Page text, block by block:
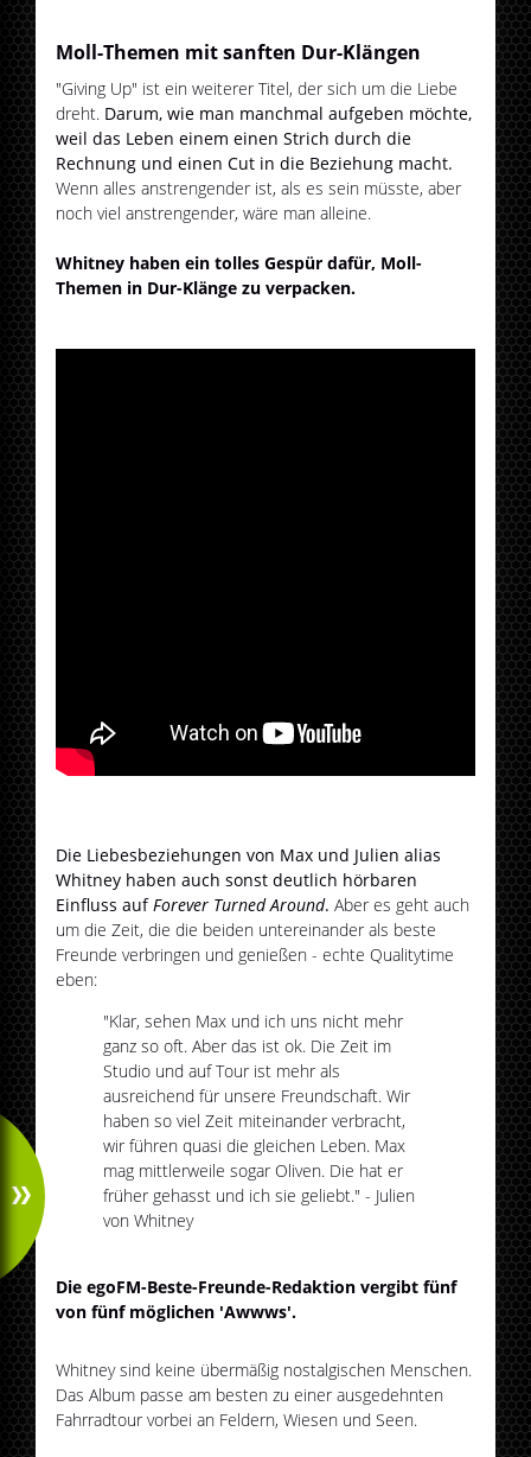
Moll-Themen mit sanften Dur-Klängen
"Giving Up" ist ein weiterer Titel, der sich um die Liebe
dreht. Darum, wie man manchmal aufgeben möchte,
weil das Leben einem einen Strich durch die
Rechnung und einen Cut in die Beziehung macht.
Wenn alles anstrengender ist, als es sein müsste, aber
noch viel anstrengender, wäre man alleine.
Whitney haben ein tolles Gespür dafür, Moll-
Themen in Dur-Klänge zu verpacken.
Die Liebesbeziehungen von Max und Julien alias
Whitney haben auch sonst deutlich hörbaren
Einfluss aufForever Turned Around. Aber es geht auch
um die Zeit, die die beiden untereinander als beste
Freunde verbringen und genießen - echte Qualitytime
eben:
"Klar, sehen Max und ich uns nicht mehr
ganz so oft. Aber das ist ok. Die Zeit im
Studio und auf Tour ist mehr als
ausreichend für unsere Freundschaft. Wir
haben so viel Zeit miteinander verbracht,
wir führen quasi die gleichen Leben. Max
mag mittlerweile sogar Oliven. Die hat er
früher gehasst und ich sie geliebt." - Julien
von Whitney
Die egoFM-Beste-Freunde-Redaktion vergibt fünf
von fünf möglichen 'Awwws'.
Whitney sind keine übermäßig nostalgischen Menschen.
Das Album passe am besten zu einer ausgedehnten
Fahrradtour vorbei an Feldern, Wiesen und Seen.